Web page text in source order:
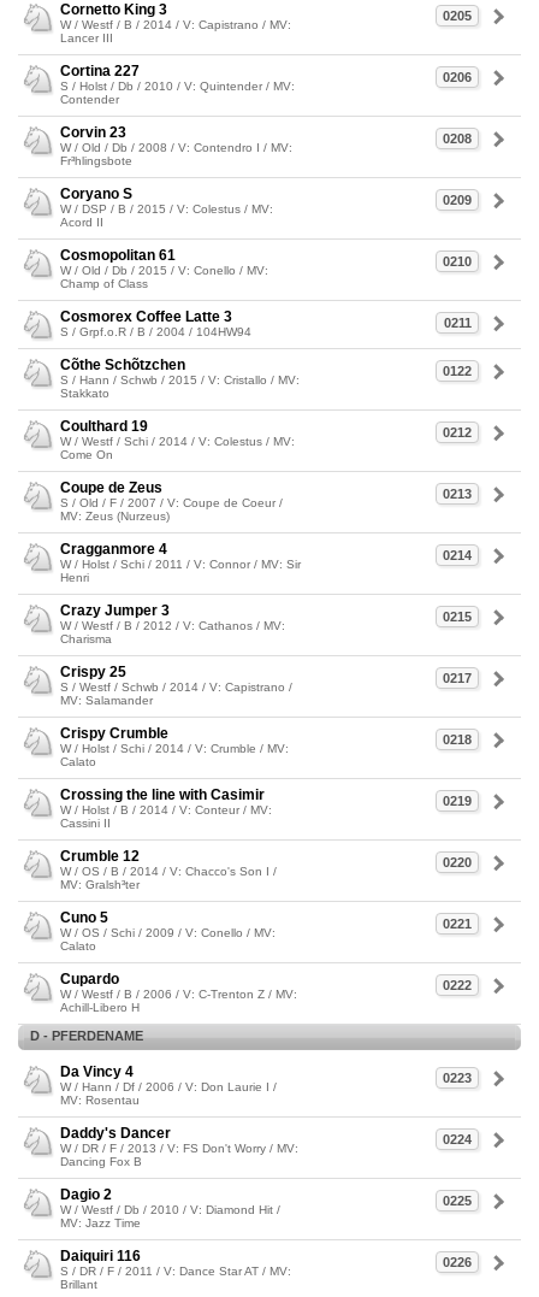
0205
Cornetto King 3
W / Westf / B / 2014 / V: Capistrano / MV:
Lancer III
0206
Cortina 227
S / Holst / Db / 2010 / V: Quintender / MV:
Contender
0208
Corvin 23
W / Old / Db / 2008 / V: Contendro I / MV:
Fr³hlingsbote
0209
Coryano S
W / DSP / B / 2015 / V: Colestus / MV:
Acord II
0210
Cosmopolitan 61
W / Old / Db / 2015 / V: Conello / MV:
Champ of Class
0211
Cosmorex Coffee Latte 3
S / Grpf.o.R / B / 2004 / 104HW94
0122
Cõthe Schõtzchen
S / Hann / Schwb / 2015 / V: Cristallo / MV:
Stakkato
0212
Coulthard 19
W / Westf / Schi / 2014 / V: Colestus / MV:
Come On
0213
Coupe de Zeus
S / Old / F / 2007 / V: Coupe de Coeur /
MV: Zeus (Nurzeus)
0214
Cragganmore 4
W / Holst / Schi / 2011 / V: Connor / MV: Sir
Henri
0215
Crazy Jumper 3
W / Westf / B / 2012 / V: Cathanos / MV:
Charisma
0217
Crispy 25
S / Westf / Schwb / 2014 / V: Capistrano /
MV: Salamander
0218
Crispy Crumble
W / Holst / Schi / 2014 / V: Crumble / MV:
Calato
0219
Crossing the line with Casimir
W / Holst / B / 2014 / V: Conteur / MV:
Cassini II
0220
Crumble 12
W / OS / B / 2014 / V: Chacco's Son I /
MV: Gralsh³ter
0221
Cuno 5
W / OS / Schi / 2009 / V: Conello / MV:
Calato
0222
Cupardo
W / Westf / B / 2006 / V: C-Trenton Z / MV:
Achill-Libero H
D - PFERDENAME
0223
Da Vincy 4
W / Hann / Df / 2006 / V: Don Laurie I /
MV: Rosentau
0224
Daddy's Dancer
W / DR / F / 2013 / V: FS Don't Worry / MV:
Dancing Fox B
0225
Dagio 2
W / Westf / Db / 2010 / V: Diamond Hit /
MV: Jazz Time
0226
Daiquiri 116
S / DR / F / 2011 / V: Dance Star AT / MV:
Brillant